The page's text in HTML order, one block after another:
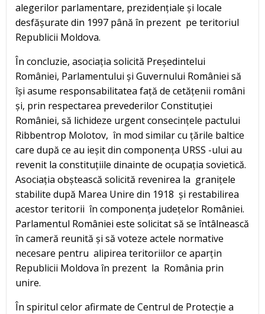
alegerilor parlamentare, prezidențiale și locale
desfășurate din 1997 până în prezent pe teritoriul
Republicii Moldova.
În concluzie, asociația solicită Președintelui
României, Parlamentului și Guvernului României să
își asume responsabilitatea față de cetățenii români
și, prin respectarea prevederilor Constituției
României, să lichideze urgent consecințele pactului
Ribbentrop Molotov, în mod similar cu țările baltice
care după ce au ieșit din componența URSS -ului au
revenit la constituțiile dinainte de ocupația sovietică.
Asociația obștească solicită revenirea la granițele
stabilite după Marea Unire din 1918 și restabilirea
acestor teritorii în componența județelor României.
Parlamentul României este solicitat să se întâlnească
în cameră reunită și să voteze actele normative
necesare pentru alipirea teritoriilor ce aparțin
Republicii Moldova în prezent la România prin
unire.
În spiritul celor afirmate de Centrul de Protecție a